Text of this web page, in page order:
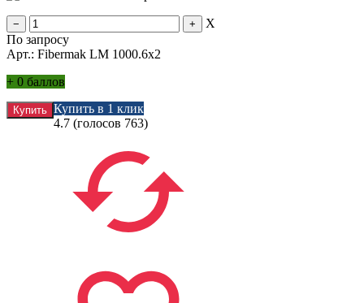
X
По запросу
Арт.: Fibermak LM 1000.6x2
+ 0 баллов
Купить в 1 клик
4.7 (голосов 763)